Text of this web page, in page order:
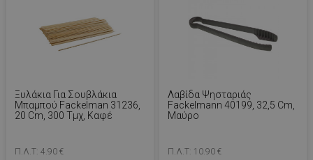
Ξυλάκια Για Σουβλάκια
Μπαμπού Fackelman 31236,
20 Cm, 300 Τμχ, Καφέ
Π.Λ.Τ: 4.90 €
Λαβίδα Ψησταριάς
Fackelmann 40199, 32,5 Cm,
Μαύρο
Π.Λ.Τ: 10.90 €